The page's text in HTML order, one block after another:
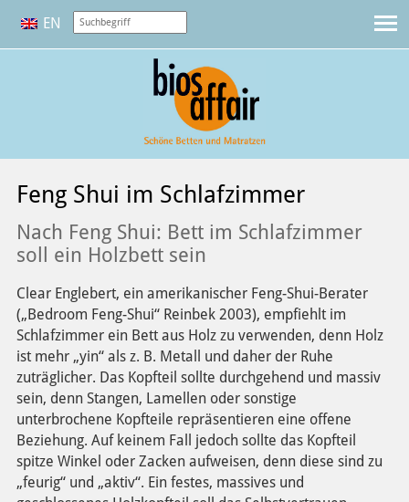
EN
Feng Shui im Schlafzimmer
Nach Feng Shui: Bett im Schlafzimmer
soll ein Holzbett sein
Clear Englebert, ein amerikanischer Feng-Shui-Berater
(„Bedroom Feng-Shui“ Reinbek 2003), empfiehlt im
Schlafzimmer ein Bett aus Holz zu verwenden, denn Holz
ist mehr „yin“ als z. B. Metall und daher der Ruhe
zuträglicher. Das Kopfteil sollte durchgehend und massiv
sein, denn Stangen, Lamellen oder sonstige
unterbrochene Kopfteile repräsentieren eine offene
Beziehung. Auf keinem Fall jedoch sollte das Kopfteil
spitze Winkel oder Zacken aufweisen, denn diese sind zu
„feurig“ und „aktiv“. Ein festes, massives und